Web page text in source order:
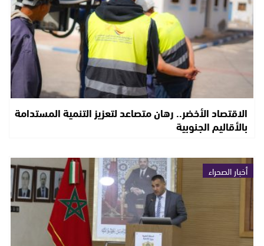
الاقتصاد الأخضر.. رهان متصاعد لتعزيز التنمية المستدامة
بالأقاليم الجنوبية
أخبار الصحراء